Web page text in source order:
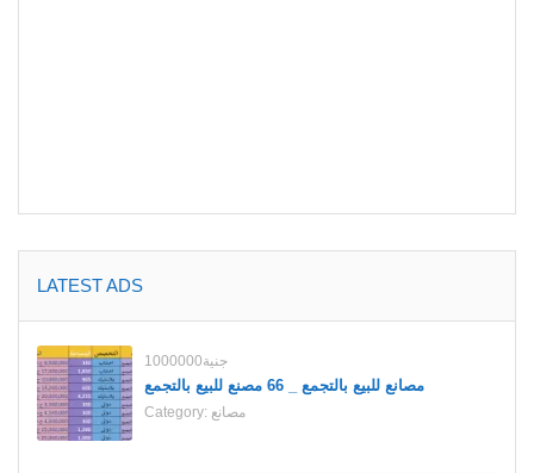
LATEST ADS
1000000جنية
مصانع للبيع بالتجمع _ 66 مصنع للبيع بالتجمع
Category: مصانع